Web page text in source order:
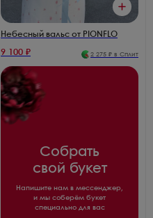
Небесный вальс от PIONFLO
9 100 ₽ 2 275 ₽ в Сплит
Собрать
свой букет
Напишите нам в мессенджер,
и мы соберём букет
специально для вас